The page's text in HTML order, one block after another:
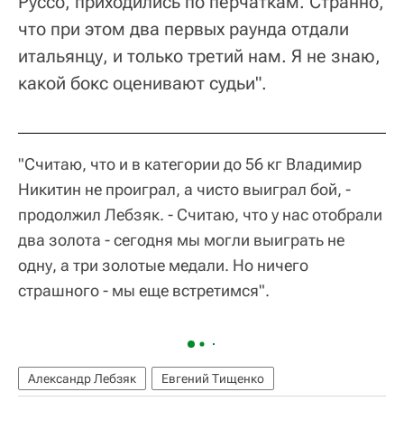
что при этом два первых раунда отдали
итальянцу, и только третий нам. Я не знаю,
какой бокс оценивают судьи".
"Считаю, что и в категории до 56 кг Владимир
Никитин не проиграл, а чисто выиграл бой, -
продолжил Лебзяк. - Считаю, что у нас отобрали
два золота - сегодня мы могли выиграть не
одну, а три золотые медали. Но ничего
страшного - мы еще встретимся".
Александр Лебзяк Евгений Тищенко